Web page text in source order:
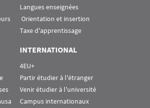
Langues enseignées
Orientation et insertion
Taxe d'apprentissage
INTERNATIONAL
4EU+
Partir étudier à l'étranger
Venir étudier à l'université
Campus internationaux